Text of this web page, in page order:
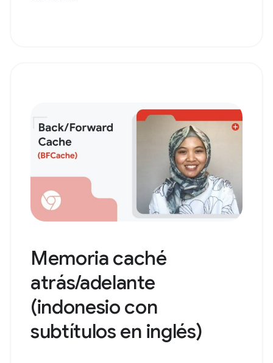
Memoria caché
atrás/adelante
(indonesio con
subtítulos en inglés)